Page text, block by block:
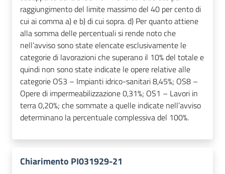
raggiungimento del limite massimo del 40 per cento di
cui ai comma a) e b) di cui sopra. d) Per quanto attiene
alla somma delle percentuali si rende noto che
nell’avviso sono state elencate esclusivamente le
categorie di lavorazioni che superano il 10% del totale e
quindi non sono state indicate le opere relative alle
categorie OS3 – Impianti idrico-sanitari 8,45%; OS8 –
Opere di impermeabilizzazione 0,31%; OS1 – Lavori in
terra 0,20%; che sommate a quelle indicate nell’avviso
determinano la percentuale complessiva del 100%.
Chiarimento PI031929-21